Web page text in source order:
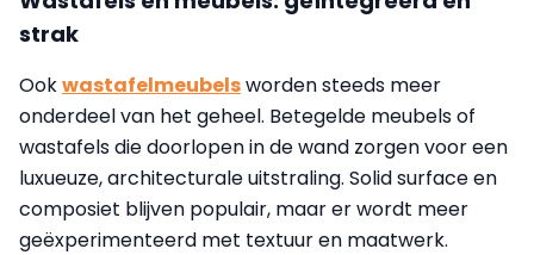
strak
Ookwastafelmeubelsworden steeds meer
onderdeel van het geheel. Betegelde meubels of
wastafels die doorlopen in de wand zorgen voor een
luxueuze, architecturale uitstraling. Solid surface en
composiet blijven populair, maar er wordt meer
geëxperimenteerd met textuur en maatwerk.